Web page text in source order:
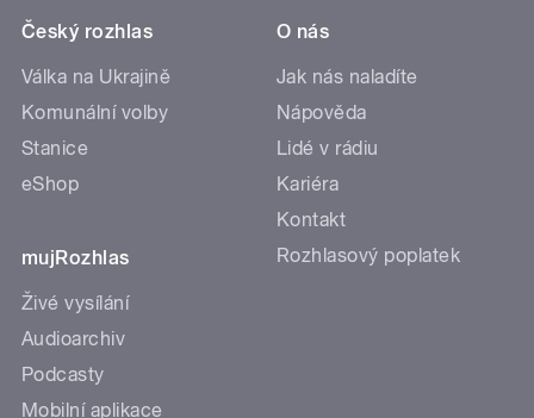
Český rozhlas
Válka na Ukrajině
Komunální volby
Stanice
eShop
mujRozhlas
Živé vysílání
Audioarchiv
Podcasty
Mobilní aplikace
O nás
Jak nás naladíte
Nápověda
Lidé v rádiu
Kariéra
Kontakt
Rozhlasový poplatek